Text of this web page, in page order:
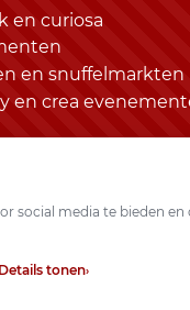
en curiosa
en snuffelmarkten
en crea
social media te bieden
Details tonen›